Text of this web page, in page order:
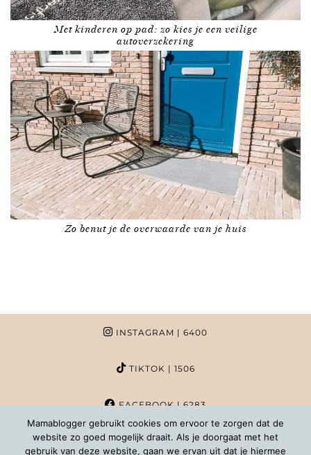
Met kinderen op pad: zo kies je een veilige
autoverzekering
Zo benut je de overwaarde van je huis
INSTAGRAM | 6400
TIKTOK | 1506
FACEBOOK| 6283
PINTEREST | 1020
Mamablogger gebruikt cookies om ervoor te zorgen dat de
website zo goed mogelijk draait. Als je doorgaat met het
gebruik van deze website, gaan we ervan uit dat je hiermee